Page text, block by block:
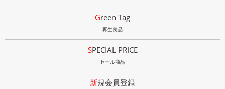
Green Tag
再生良品
SPECIAL PRICE
セール商品
新規会員登録